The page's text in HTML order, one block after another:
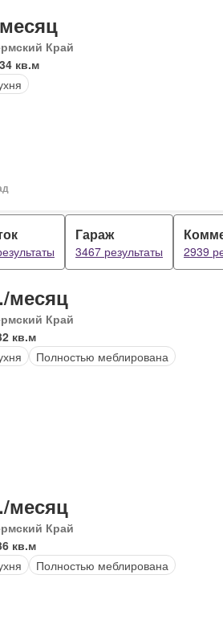
Край
34 кв.м
Гараж
3467 результаты 2939
месяц
Край
кв.м
Полностью меблирована
месяц
Край
кв.м
Полностью меблирована